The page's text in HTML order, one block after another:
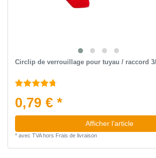
Circlip de verrouillage pour tuyau / raccord
0,79 € *
Afficher l’article
* avec TVAhors Frais de livraison